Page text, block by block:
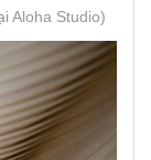
Aloha Studio)